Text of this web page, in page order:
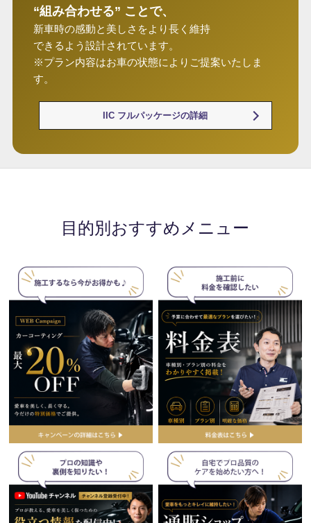
“組み合わせる” ことで、
新車時の感動と美しさをより長く維持
できるよう設計されています。
※プラン内容はお車の状態によりご提案いたしま
す。
IIC フルパッケージの詳細
目的別おすすめメニュー